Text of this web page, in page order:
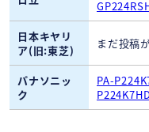
日本キヤリ
ア(旧:東芝)
まだ投稿
パナソニッ
ク
PA-